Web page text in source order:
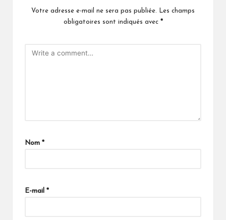
Votre adresse e-mail ne sera pas publiée.
Les champs
obligatoires sont indiqués avec *
Nom *
E-mail *